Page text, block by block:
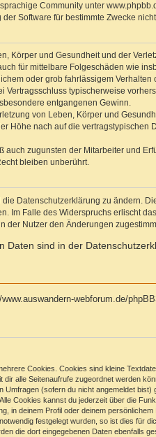
Community unter
Software für bestimmte Zwecke
Körper und Gesundheit und der
für mittelbare Folgeschäden wie
oder grob fahrlässigem
typischerweise
entgangenen Gewinn.
von Leben, Körper und
Höhe nach auf die
auch zugunsten der Mitarbeiter und
bleiben unberührt.
Datenschutzerklärung zu ändern.
Im Falle des Widerspruchs erlischt
der Nutzer den Änderungen
sind in der
webforum.de/
Cookies. Cookies sind kleine
alle Seitenaufrufe zugeordnet werden
Umfragen (sofern du nicht angemeldet
Cookies kannst du jederzeit über die
in deinem Profil oder deinem
festgelegt wurden, so ist dies für
die dort eingegebenen Daten ebenfalls